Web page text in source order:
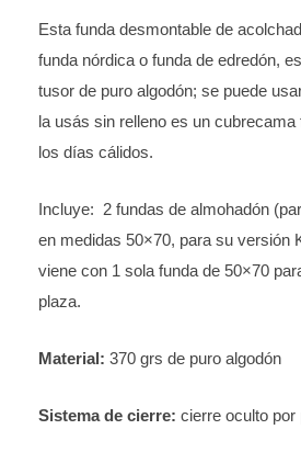
Esta funda desmontable de
funda nórdica o funda de edredón,
tusor de puro algodón; se puede
la usás sin relleno es un
los días cálidos.
Incluye: 2 fundas de almohadón
en medidas 50×70, para su versión
viene con 1 sola funda de 50×70
plaza.
Material: 370 grs de puro algodón
Sistema de cierre: cierre oculto por